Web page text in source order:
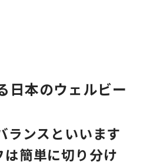
日本のウェルビー
ンスといいます
簡単に切り分け